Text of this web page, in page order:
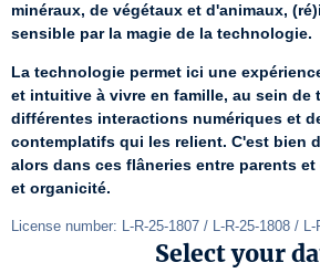
minéraux, de végétaux et d'animaux,
sensible par la magie de la technologie.
La technologie permet ici une
et intuitive à vivre en famille, au sein de
différentes interactions numériques et
contemplatifs qui les relient. C'est bien
alors dans ces flâneries entre parents
et organicité.
License number: L-R-25-1807 / L-R-25-1808 / L-
Select your